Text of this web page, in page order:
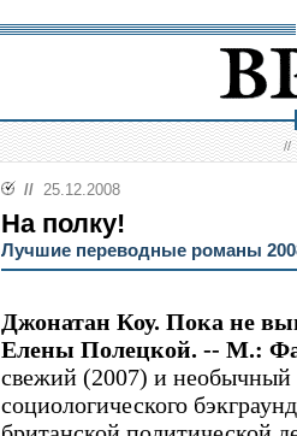
//
// 25.12.2008
На полку!
Лучшие переводные романы
Джонатан Коу. Пока не
Елены Полецкой. -- М.:
свежий (2007) и необычный
социологического